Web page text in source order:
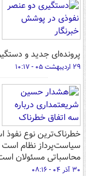
پرونده‌ای جدید و
۲۹ اردیبهشت ۰۵ - ۱۰:۱۷
خطرناک‌ترین نوع نفوذ
سیاست‌پرداز نظام
محاسباتی مسئولان
۳۰ آذر ۰۴ - ۰۸:۱۶